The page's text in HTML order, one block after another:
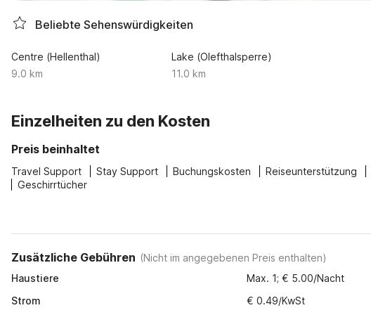
Beliebte Sehenswürdigkeiten
Centre (Hellenthal)
9.0 km
Lake (Olefthalsperre)
11.0 km
Einzelheiten zu den Kosten
Preis beinhaltet
Travel Support Stay Support Buchungskosten Reiseunterstützung
Geschirrtücher
Zusätzliche Gebühren (Nicht im angegebenen Preis enthalten)
Haustiere
Max. 1; € 5.00/Nacht
Strom
€ 0.49/KwSt